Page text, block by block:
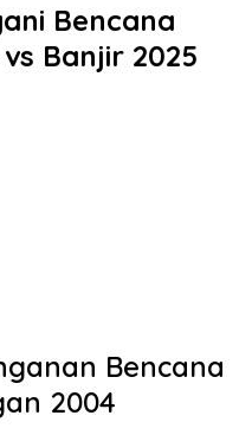
Bencana
Banjir 2025
Bencana
2004